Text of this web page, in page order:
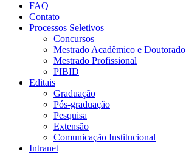
FAQ
Contato
Processos Seletivos
Concursos
Mestrado Acadêmico e Doutorado
Mestrado Profissional
PIBID
Editais
Graduação
Pós-graduação
Pesquisa
Extensão
Comunicação Institucional
Intranet